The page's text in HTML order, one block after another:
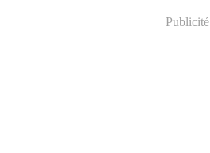
Publicité